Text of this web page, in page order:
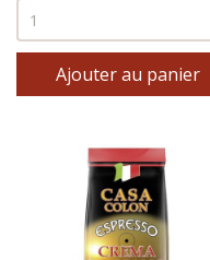
Ajouter au panier